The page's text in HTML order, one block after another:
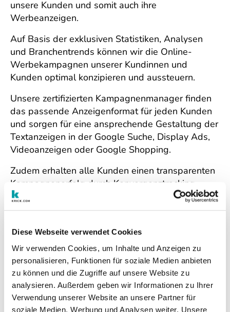
Diese Webseite verwendet Cookies
Wir verwenden Cookies, um Inhalte und Anzeigen zu
personalisieren, Funktionen für soziale Medien anbieten
zu können und die Zugriffe auf unsere Website zu
analysieren. Außerdem geben wir Informationen zu Ihrer
Verwendung unserer Website an unsere Partner für
soziale Medien, Werbung und Analysen weiter. Unsere
unsere Kunden und somit auch ihre
Werbeanzeigen.
Auf Basis der exklusiven Statistiken, Analysen
und Branchentrends können wir die Online-
Werbekampagnen unserer Kundinnen und
Kunden optimal konzipieren und aussteuern.
Unsere zertifizierten Kampagnenmanager finden
das passende Anzeigenformat für jeden Kunden
und sorgen für eine ansprechende Gestaltung der
Textanzeigen in der Google Suche, Display Ads,
Videoanzeigen oder Google Shopping.
Zudem erhalten alle Kunden einen transparenten
Kampagnenerfolg durch Konvergenztracking
inklusive Telefonanrufe, die jederzeit in unserem
Kundenportal eingesehen werden können.
Wir freuen uns, diese Auszeichnung zusammen
mit unseren Kunden erlangt zu haben und nutzen
die damit verbundenen Vorteile auch weiterhin,
um die Produkte, Dienstleistungen und
Unternehmen unserer Kunden online besser
sichtbar zu machen.